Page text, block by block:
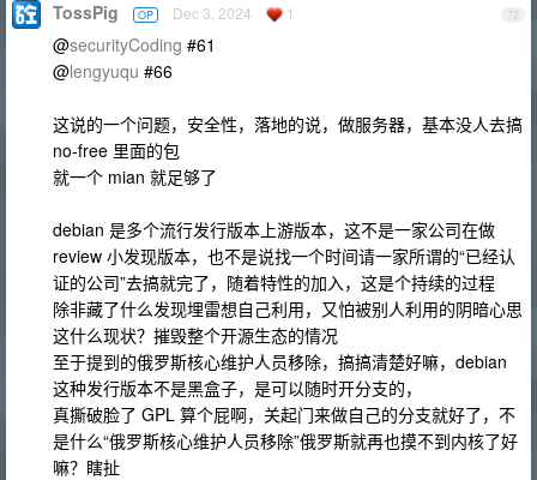
72
TossPig OP Dec 3, 2024 1
@securityCoding #61
@lengyuqu #66
这说的一个问题，安全性，落地的说，做服务器，基本没人去搞
no-free 里面的包
就一个 mian 就足够了
debian 是多个流行发行版本上游版本，这不是一家公司在做
review 小发现版本，也不是说找一个时间请一家所谓的“已经认
证的公司”去搞就完了，随着特性的加入，这是个持续的过程
除非藏了什么发现埋雷想自己利用，又怕被别人利用的阴暗心思
这什么现状？摧毁整个开源生态的情况
至于提到的俄罗斯核心维护人员移除，搞搞清楚好嘛，debian
这种发行版本不是黑盒子，是可以随时开分支的，
真撕破脸了 GPL 算个屁啊，关起门来做自己的分支就好了，不
是什么“俄罗斯核心维护人员移除”俄罗斯就再也摸不到内核了好
嘛？瞎扯